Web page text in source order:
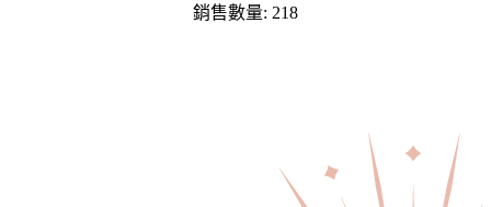
銷售數量: 218